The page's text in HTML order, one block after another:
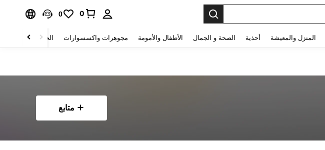
0
0
المنزل والمعيشة أحذية الصحة و الجمال الأطفال والأمومة مجوهرات واكسسوارات الحقائب والأمتعة
متابع